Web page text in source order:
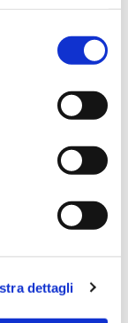
dettagli
Lo
il resto dei
sul sito, senza